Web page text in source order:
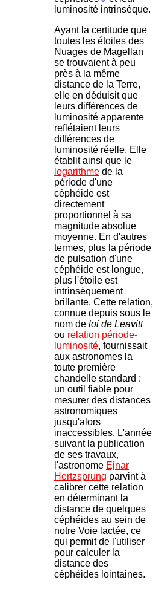
luminosité intrinsèque.
Ayant la certitude que
toutes les étoiles des
Nuages de Magellan
se trouvaient à peu
près à la même
distance de la Terre,
elle en déduisit que
leurs différences de
luminosité apparente
reflétaient leurs
différences de
luminosité réelle. Elle
établit ainsi que le
logarithme de la
période d'une
céphéide est
directement
proportionnel à sa
magnitude absolue
moyenne. En d'autres
termes, plus la période
de pulsation d'une
céphéide est longue,
plus l'étoile est
intrinsèquement
brillante. Cette relation,
connue depuis sous le
nom de loi de Leavitt
ou relation période-
luminosité, fournissait
aux astronomes la
toute première
chandelle standard :
un outil fiable pour
mesurer des distances
astronomiques
jusqu'alors
inaccessibles. L'année
suivant la publication
de ses travaux,
l'astronome Ejnar
Hertzsprung parvint à
calibrer cette relation
en déterminant la
distance de quelques
céphéides au sein de
notre Voie lactée, ce
qui permit de l'utiliser
pour calculer la
distance des
céphéides lointaines.